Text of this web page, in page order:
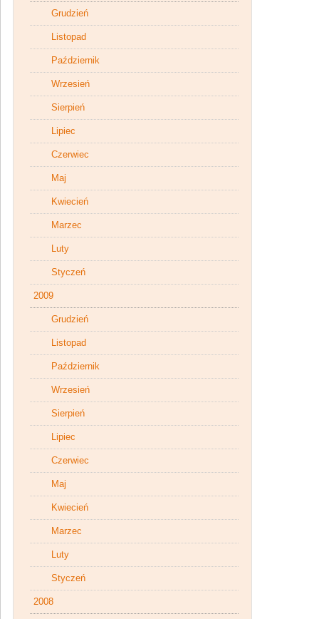
Grudzień
Listopad
Październik
Wrzesień
Sierpień
Lipiec
Czerwiec
Maj
Kwiecień
Marzec
Luty
Styczeń
2009
Grudzień
Listopad
Październik
Wrzesień
Sierpień
Lipiec
Czerwiec
Maj
Kwiecień
Marzec
Luty
Styczeń
2008